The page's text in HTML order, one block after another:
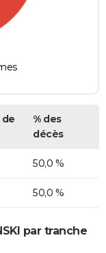
de
% des
décès
50,0 %
50,0 %
par tranche